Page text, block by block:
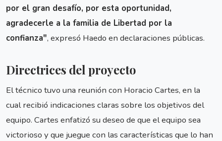
por el gran desafío, por esta oportunidad,
agradecerle a la familia de Libertad por la
confianza", expresó Haedo en declaraciones públicas.
Directrices del proyecto
El técnico tuvo una reunión con Horacio Cartes, en la
cual recibió indicaciones claras sobre los objetivos del
equipo. Cartes enfatizó su deseo de que el equipo sea
victorioso y que juegue con las características que lo han